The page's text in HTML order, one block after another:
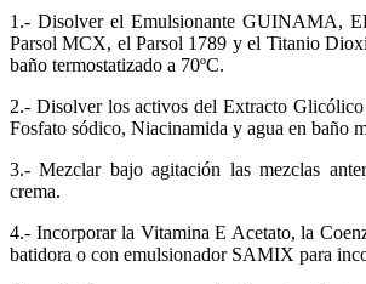
1.- Disolver el Emulsionante GUINAMA,
Parsol MCX, el Parsol 1789 y el Titanio
baño termostatizado a 70ºC.
2.- Disolver los activos del Extracto
Fosfato sódico, Niacinamida y agua en baño
3.- Mezclar bajo agitación las mezclas
crema.
4.- Incorporar la Vitamina E Acetato, la
batidora o con emulsionador SAMIX para